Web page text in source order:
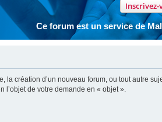
Inscrivez-
Ce forum est un service de
création d’un nouveau forum, ou tout autre
l’objet de votre demande en « objet ».